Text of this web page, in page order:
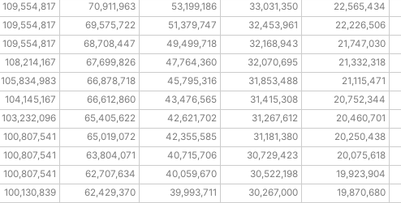
109,554,817 70,911,963 53,199,186 33,031,350 22,565,434
109,554,817 69,575,722 51,379,747 32,453,961 22,226,506
109,554,817 68,708,447 49,499,718 32,168,943 21,747,030
108,214,167 67,699,826 47,764,360 32,070,695 21,332,318
105,834,983 66,878,718 45,795,316 31,853,488 21,115,471
104,145,167 66,612,860 43,476,565 31,415,308 20,752,344
103,232,096 65,405,622 42,621,702 31,267,612 20,460,701
100,807,541 65,019,072 42,355,585 31,181,380 20,250,438
100,807,541 63,804,071 40,715,706 30,729,423 20,075,618
100,807,541 62,707,634 40,059,670 30,522,198 19,923,904
100,130,839 62,429,370 39,993,711 30,267,000 19,870,680